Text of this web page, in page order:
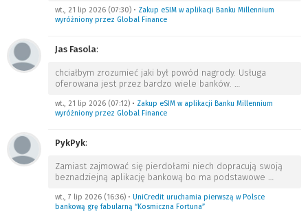
wt., 21 lip 2026 (07:30) • Zakup eSIM w aplikacji Banku Millennium
wyróżniony przez Global Finance
Jas Fasola:
chciałbym zrozumieć jaki był powód nagrody. Usługa
oferowana jest przez bardzo wiele banków. …
wt., 21 lip 2026 (07:12) • Zakup eSIM w aplikacji Banku Millennium
wyróżniony przez Global Finance
PykPyk:
Zamiast zajmować się pierdołami niech dopracują swoją
beznadziejną aplikację bankową bo ma podstawowe …
wt., 7 lip 2026 (16:36) • UniCredit uruchamia pierwszą w Polsce
bankową grę fabularną “Kosmiczna Fortuna”